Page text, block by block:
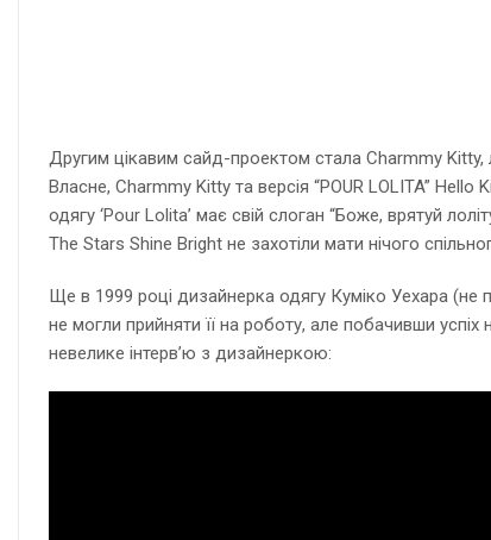
Другим цікавим сайд-проектом стала Charmmy
Власне, Charmmy Kitty та версія “POUR LOLITA”
одягу ‘Pour Lolita’ має свій слоган “Боже, врятуй
The Stars Shine Bright не захотіли мати нічого
Ще в 1999 році дизайнерка одягу Куміко Уехара (не
не могли прийняти її на роботу, але побачивши
невелике інтерв’ю з дизайнеркою: